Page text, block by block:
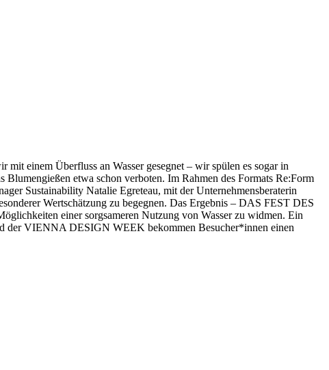
einem Überfluss an Wasser gesegnet – wir spülen es sogar in
etwa schon verboten. Im Rahmen des Formats Re:Form
Sustainability Natalie Egreteau, mit der Unternehmensberaterin
Wertschätzung zu begegnen. Das Ergebnis – DAS FEST DES
einer sorgsameren Nutzung von Wasser zu widmen. Ein
der VIENNA DESIGN WEEK bekommen Besucher*innen einen